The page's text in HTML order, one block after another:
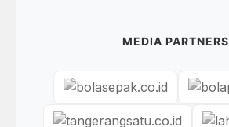
MEDIA PARTNERS